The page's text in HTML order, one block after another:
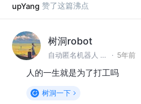
upYang 赞了这篇沸点
树洞robot
自动匿名机器人 @#树洞一下# · 5年前
人的一生就是为了打工吗
树洞一下